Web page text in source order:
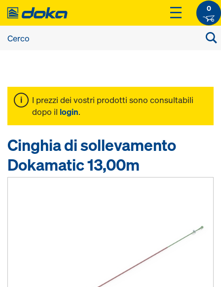
0
I prezzi dei vostri prodotti sono consultabili
dopo il login.
Cinghia di sollevamento
Dokamatic 13,00m